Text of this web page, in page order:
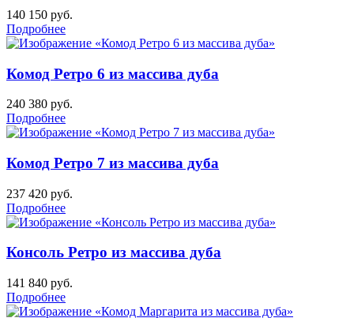
140 150 руб.
Подробнее
Комод Ретро 6 из массива дуба
240 380 руб.
Подробнее
Комод Ретро 7 из массива дуба
237 420 руб.
Подробнее
Консоль Ретро из массива дуба
141 840 руб.
Подробнее